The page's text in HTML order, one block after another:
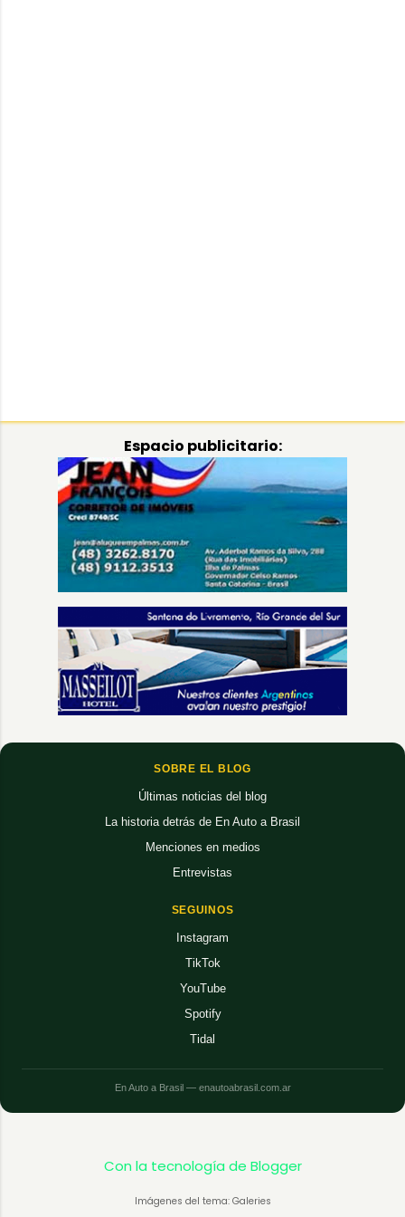
Espacio publicitario:
SOBRE EL BLOG
Últimas noticias del blog
La historia detrás de En Auto a Brasil
Menciones en medios
Entrevistas
SEGUINOS
Instagram
TikTok
YouTube
Spotify
Tidal
En Auto a Brasil — enautoabrasil.com.ar
Con la tecnología de Blogger
Imágenes del tema: Galeries